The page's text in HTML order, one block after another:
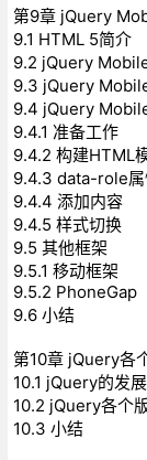
第9章 jQuery
9.1 HTML 5简介
9.2 jQuery
9.3 jQuery
9.4 jQuery
9.4.1 准备工作
9.4.2 构建HTML
9.4.3 data-role属
9.4.4 添加内容
9.4.5 样式切换
9.5 其他框架
9.5.1 移动框架
9.5.2 PhoneGap
9.6 小结
第10章 jQuery各
10.1 jQuery的发
10.2 jQuery各个
10.3 小结